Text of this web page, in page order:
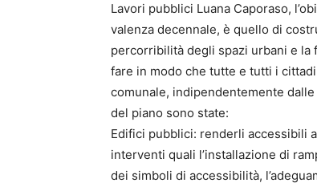
Lavori pubblici Luana Caporaso,
valenza decennale, è quello di
percorribilità degli spazi urbani e la
fare in modo che tutte e tutti i
comunale, indipendentemente
del piano sono state:
Edifici pubblici: renderli accessibili
interventi quali l’installazione di
dei simboli di accessibilità,